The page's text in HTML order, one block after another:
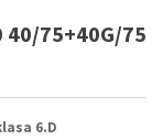
40/75+40G/75
6.D